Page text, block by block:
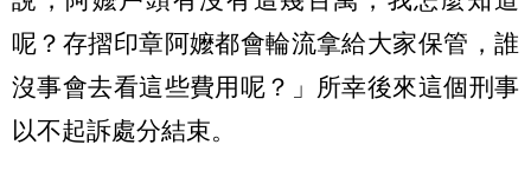
呢？存摺印章阿嬤都會輪流拿給大家保管，誰
沒事會去看這些費用呢？」所幸後來這個刑事
以不起訴處分結束。